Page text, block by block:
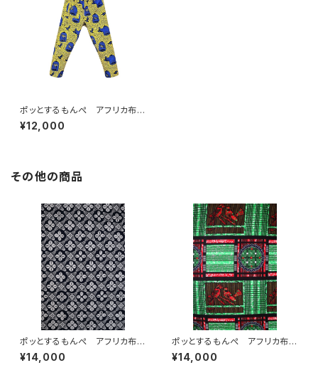
ポッとするもんぺ アフリカ布
No.114
¥12,000
その他の商品
ポッとするもんぺ アフリカ布
No.157
¥14,000
ポッとするもんぺ アフリカ布
No.73
¥14,000